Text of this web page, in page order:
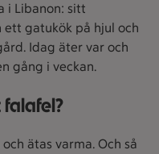
i Libanon: sitt
ett gatukök på hjul och
Idag äter var och
gång i veckan.
ätas varma. Och så